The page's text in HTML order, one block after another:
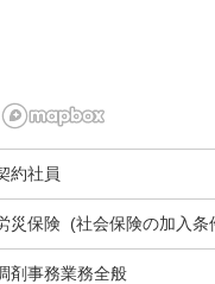
約社員
災保険 (社会保険の加入条
剤事務業務全般